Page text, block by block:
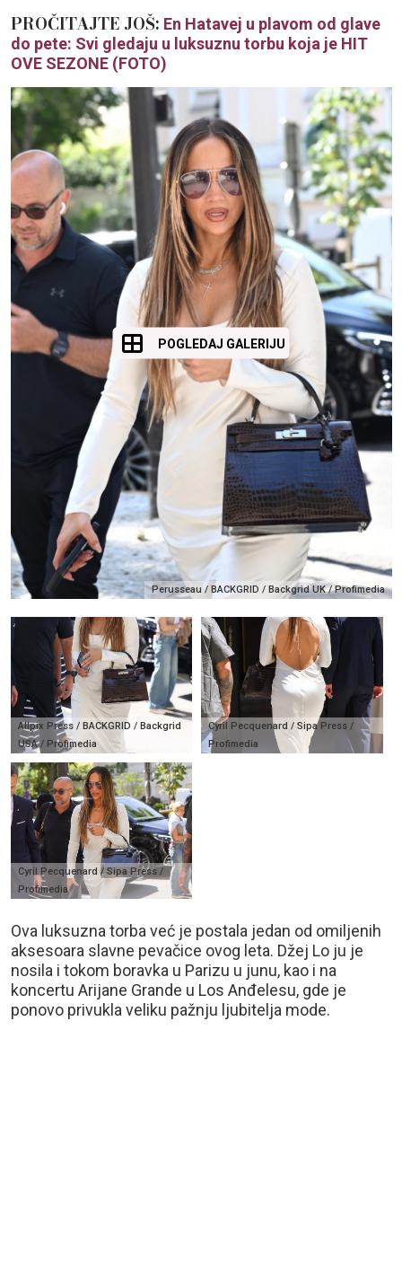
PROČITAJTE JOŠ: En Hatavej u plavom od glave
do pete: Svi gledaju u luksuznu torbu koja je HIT
OVE SEZONE (FOTO)
Perusseau / BACKGRID / Backgrid UK / Profimedia
POGLEDAJ GALERIJU
Allpix Press / BACKGRID / Backgrid
USA / Profimedia
Cyril Pecquenard / Sipa Press /
Profimedia
Cyril Pecquenard / Sipa Press /
Profimedia
Ova luksuzna torba već je postala jedan od omiljenih
aksesoara slavne pevačice ovog leta. Džej Lo ju je
nosila i tokom boravka u Parizu u junu, kao i na
koncertu Arijane Grande u Los Anđelesu, gde je
ponovo privukla veliku pažnju ljubitelja mode.